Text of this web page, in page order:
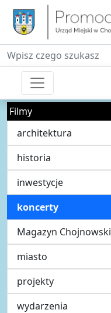
Fraza do wyszukiwania
Filmy
architektura
historia
inwestycje
koncerty
Magazyn Chojnowski
miasto
projekty
wydarzenia